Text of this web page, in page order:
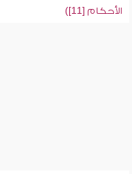
الأحكام [11])